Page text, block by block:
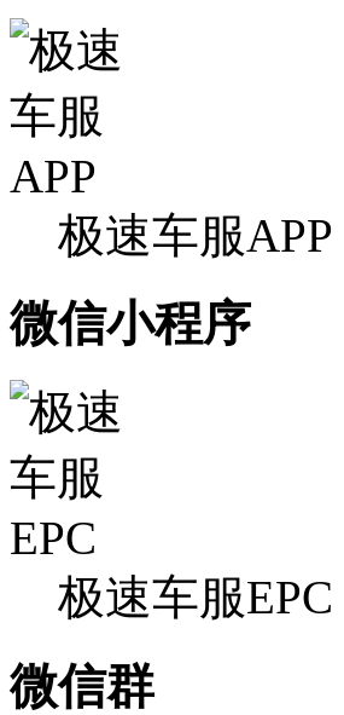
极速车服APP
微信小程序
极速车服EPC
微信群